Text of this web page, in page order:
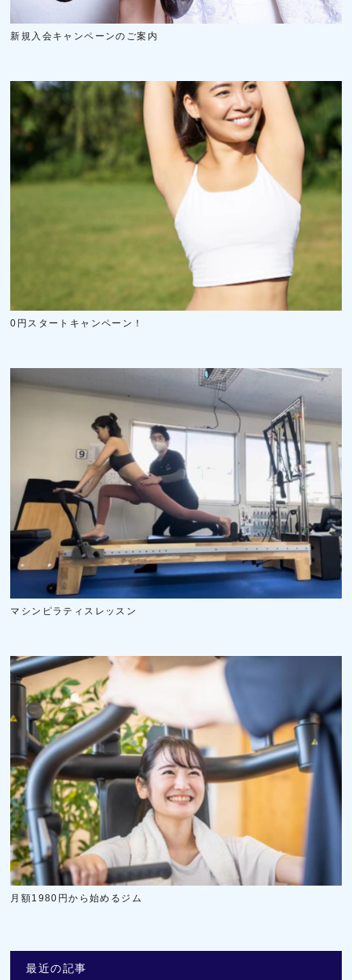
新規入会キャンペーンのご案内
0円スタートキャンペーン！
マシンピラティスレッスン
月額1980円から始めるジム
最近の記事